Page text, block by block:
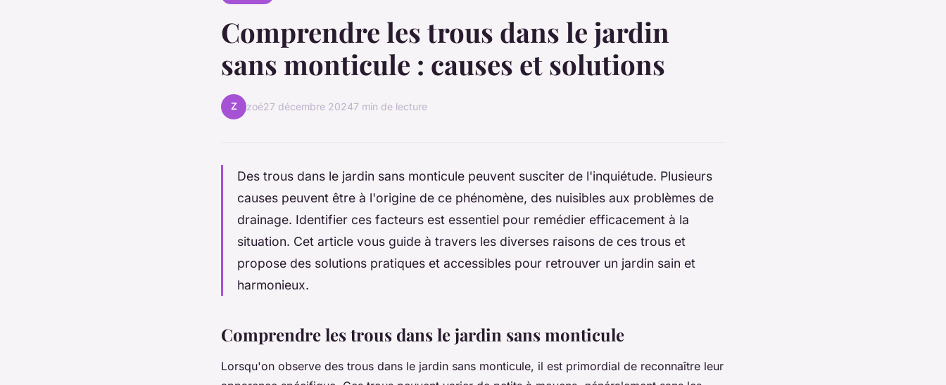
Comprendre les trous dans le jardin
sans monticule : causes et solutions
Z zoé27 décembre 20247 min de lecture
Des trous dans le jardin sans monticule peuvent susciter de l'inquiétude. Plusieurs
causes peuvent être à l'origine de ce phénomène, des nuisibles aux problèmes de
drainage. Identifier ces facteurs est essentiel pour remédier efficacement à la
situation. Cet article vous guide à travers les diverses raisons de ces trous et
propose des solutions pratiques et accessibles pour retrouver un jardin sain et
harmonieux.
Comprendre les trous dans le jardin sans monticule
Lorsqu'on observe des trous dans le jardin sans monticule, il est primordial de reconnaître leur